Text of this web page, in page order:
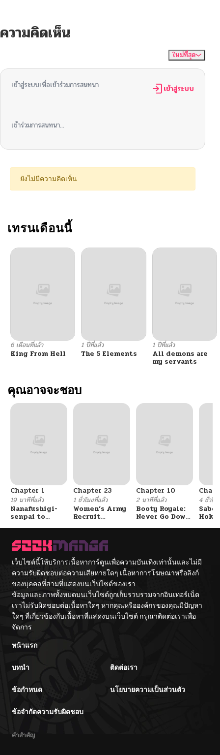
ความคิดเห็น
ใหม่ที่สุด
เข้าสู่ระบบเพื่อเข้าร่วมการสนทนา เข้าสู่ระบบ
เข้าร่วมการสนทนา...
ยังไม่มีความคิดเห็น
เทรนเดือนนี้
6 เดือนที่แล้ว
King From Hell
1 ปีที่แล้ว
The 5 Elements
1 ปีที่แล้ว
All demons are
my servants
คุณอาจจะชอบ
Chapter 1
19 นาทีที่แล้ว
Nanafushigi-
senpai to
Chapter 23
1 ชั่วโมงที่แล้ว
Women’s Army
Recruit
Chapter 10
2 นาทีที่แล้ว
Booty Royale:
Never Go Down
4 ชั่วโม
เว็บไซต์นี้ให้บริการเนื้อหาการ์ตูนเพื่อความบันเทิงเท่านั้นและไม่มี
ความรับผิดชอบต่อความเสียหายใดๆ เนื้อหาการโฆษณาหรือลิงก์
ของบุคคลที่สามที่แสดงบนเว็บไซต์ของเรา
ข้อมูลและภาพทั้งหมดบนเว็บไซต์ถูกเก็บรวบรวมจากอินเทอร์เน็ต
เราไม่รับผิดชอบต่อเนื้อหาใดๆ หากคุณหรือองค์กรของคุณมีปัญหา
ใดๆ ที่เกี่ยวข้องกับเนื้อหาที่แสดงบนเว็บไซต์ กรุณาติดต่อเราเพื่อ
จัดการ
หน้าแรก
บทนำ ติดต่อเรา
ข้อกำหนด นโยบายความเป็นส่วนตัว
ข้อจำกัดความรับผิดชอบ
คำสำคัญ